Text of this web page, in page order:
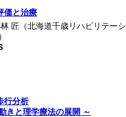
価と治療
匠（北海道千歳リハビリテー
行分析
きと理学療法の展開 ～